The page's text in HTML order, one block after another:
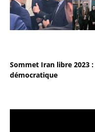
Sommet Iran libre 2023
démocratique